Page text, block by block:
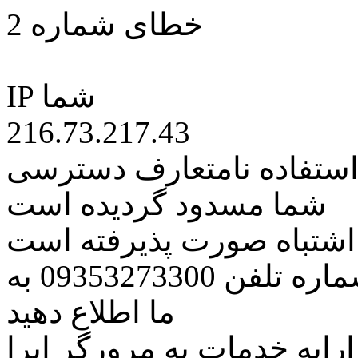
خطای شماره 2
IP شما
216.73.217.43
نامتعارف دسترسی
شما مسدود گردیده است
اشتباه صورت پذیرفته است
مراتب این مسئله را از طریق شماره تلفن 09353273300 به
ما اطلاع دهید
خدمات به مرورگر اپرا